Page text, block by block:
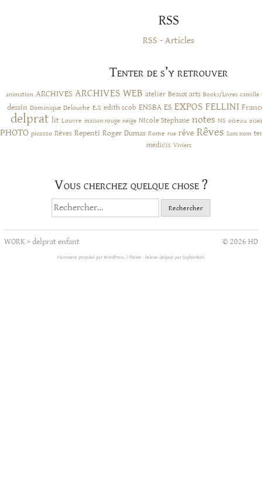
RSS
RSS - Articles
Tenter de s’y retrouver
animation ARCHIVES ARCHIVES WEB atelier Beaux arts Books/Livres camille
dessin Dominique Delouche E.S edith scob ENSBA ES EXPOS FELLINI
delprat lit Louvre maison rouge neige NIcole Stephane notes NS oiseau
PHOTO picasso Rêves Repenti Roger Dumas Rome rue rêve Rêves Sans nom
medicis Viviers
Vous cherchez quelque chose ?
Rechercher :
WORK>delprat enfant © 2026 HD
Fièrement propulsé par WordPress. Thème : helene-delprat par SophieWeb.